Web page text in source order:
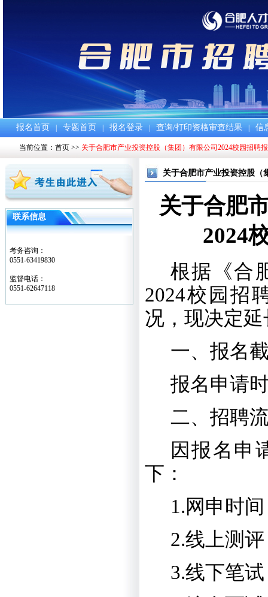
报名首页 专题首页 报名登录 查询/打印资格审查结果 信
当前位置： 首页 >> 关于合肥市产业投资控股（集团）有限公司2024校园招聘
联系信息
考务咨询：
0551-63419830
监督电话：
0551-62647118
关于合肥市产业投资控股（
关于合肥
2024
根据《合
2024校园招
况，现决定
一、报名
报名申请
二、招聘
因报名申
下：
1.网申时
2.线上测
3.线下笔